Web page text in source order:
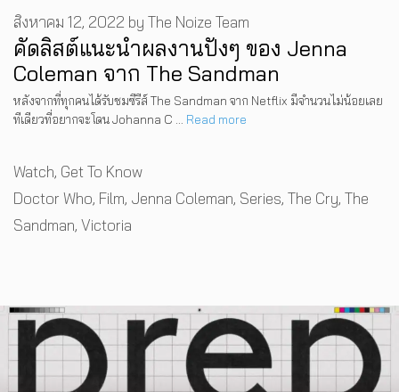
คัดลิสต์แนะนำผลงานปังๆ ของ Jenna
Coleman จาก The Sandman
สิงหาคม 12, 2022 by The Noize Team
หลังจากที่ทุกคนได้รับชมซีรีส์ The Sandman จาก Netflix มีจำนวนไม่น้อยเลย
ทีเดียวที่อยากจะโดน Johanna C … Read more
Categories
Watch, Get To Know
Tags
Doctor Who, Film, Jenna Coleman, Series, The Cry, The
Sandman, Victoria